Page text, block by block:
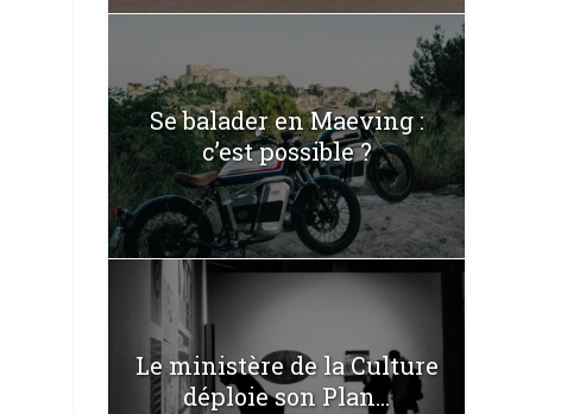
Se balader en Maeving :
c’est possible ?
Le ministère de la Culture
déploie son Plan...